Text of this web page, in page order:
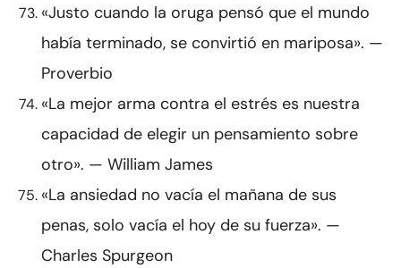
«Justo cuando la oruga pensó que el mundo
había terminado, se convirtió en mariposa». —
Proverbio
«La mejor arma contra el estrés es nuestra
capacidad de elegir un pensamiento sobre
otro». — William James
«La ansiedad no vacía el mañana de sus
penas, solo vacía el hoy de su fuerza». —
Charles Spurgeon